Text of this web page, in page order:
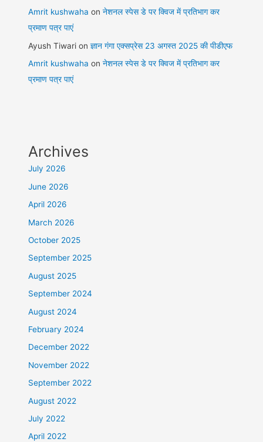
Amrit kushwaha onनेशनल स्पेस डे पर क्विज में प्रतिभाग कर
प्रमाण पत्र पाएं
Ayush Tiwari onज्ञान गंगा एक्सप्रेस 23 अगस्त 2025 की पीडीएफ
Amrit kushwaha onनेशनल स्पेस डे पर क्विज में प्रतिभाग कर
प्रमाण पत्र पाएं
Archives
July 2026
June 2026
April 2026
March 2026
October 2025
September 2025
August 2025
September 2024
August 2024
February 2024
December 2022
November 2022
September 2022
August 2022
July 2022
April 2022